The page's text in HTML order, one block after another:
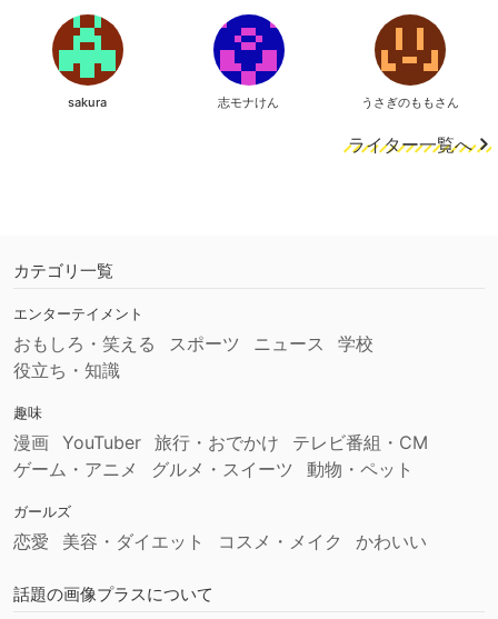
sakura 志モナけん うさぎのももさん
ライター一覧へ
カテゴリ一覧
エンターテイメント
おもしろ・笑える スポーツ ニュース
学校
役立ち・知識
趣味
漫画 YouTuber 旅行・おでかけ
テレビ番組・CM
ゲーム・アニメ
グルメ・スイーツ 動物・ペット
ガールズ
恋愛 美容・ダイエット コスメ・メイク かわいい
話題の画像プラスについて